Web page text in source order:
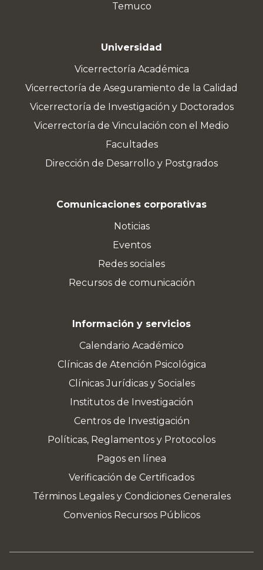
Temuco
Universidad
Vicerrectoría Académica
Vicerrectoría de Aseguramiento de la Calidad
Vicerrectoría de Investigación y Doctorados
Vicerrectoría de Vinculación con el Medio
Facultades
Dirección de Desarrollo y Postgrados
Comunicaciones corporativas
Noticias
Eventos
Redes sociales
Recursos de comunicación
Información y servicios
Calendario Académico
Clínicas de Atención Psicológica
Clínicas Jurídicas y Sociales
Institutos de Investigación
Centros de Investigación
Políticas, Reglamentos y Protocolos
Pagos en línea
Verificación de Certificados
Términos Legales y Condiciones Generales
Convenios Recursos Públicos